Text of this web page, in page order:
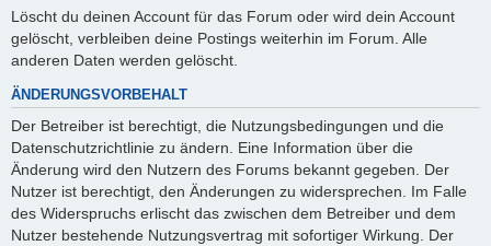
Löscht du deinen Account für das Forum oder wird dein Account
gelöscht, verbleiben deine Postings weiterhin im Forum. Alle
anderen Daten werden gelöscht.
ÄNDERUNGSVORBEHALT
Der Betreiber ist berechtigt, die Nutzungsbedingungen und die
Datenschutzrichtlinie zu ändern. Eine Information über die
Änderung wird den Nutzern des Forums bekannt gegeben. Der
Nutzer ist berechtigt, den Änderungen zu widersprechen. Im Falle
des Widerspruchs erlischt das zwischen dem Betreiber und dem
Nutzer bestehende Nutzungsvertrag mit sofortiger Wirkung. Der